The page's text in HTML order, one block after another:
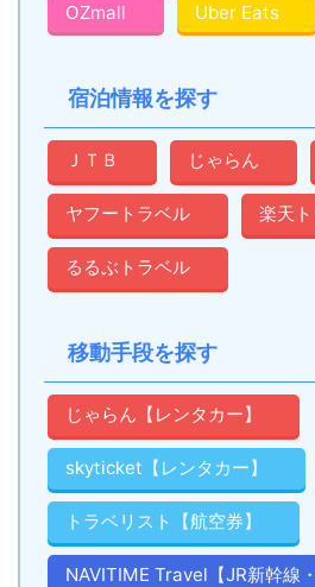
OZmall Uber Eats
宿泊情報を探す
ＪＴＢ じゃらん
ヤフートラベル 楽天
るるぶトラベル
移動手段を探す
じゃらん【レンタカー】
skyticket【レンタカー】
トラベリスト【航空券】
NAVITIME Travel【JR新幹線・